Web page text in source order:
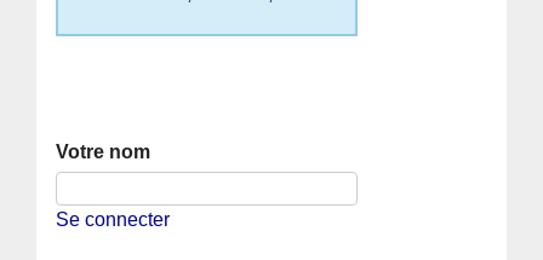
Votre nom
Se connecter